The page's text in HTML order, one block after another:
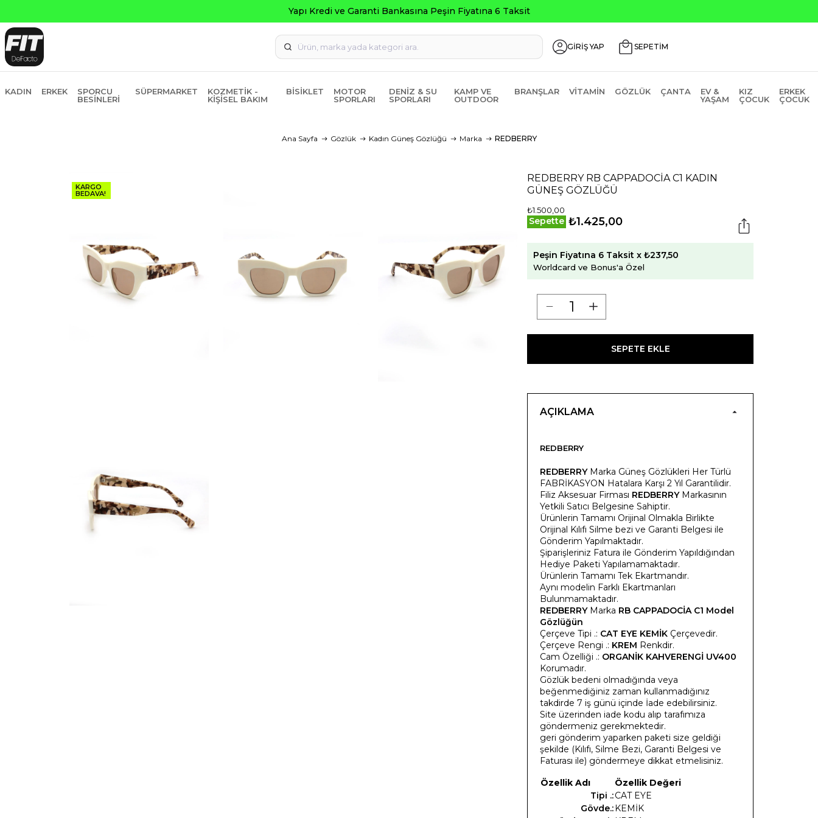
GİRİŞ YAP SEPETİM
KADIN ERKEK
SPORCU
BESINLERI
SÜPERMARKET
KOZMETIK -
KIŞISEL BAKIM
BISIKLET
MOTOR
SPORLARI
DENIZ & SU
SPORLARI
KAMP VE
OUTDOOR
BRANŞLAR VITAMIN GÖZLÜK ÇANTA
EV &
YAŞAM
KIZ
ÇOCUK
ERKEK
ÇOCUK
Ana Sayfa Gözlük Kadın Güneş Gözlüğü Marka REDBERRY
KARGO
BEDAVA!
REDBERRY RB CAPPADOCİA C1 KADIN
GÜNEŞ GÖZLÜĞÜ
₺1.500,00
Sepette ₺1.425,00
Peşin Fiyatına 6 Taksit x ₺237,50
Worldcard ve Bonus'a Özel
SEPETE EKLE
AÇIKLAMA
REDBERRY
REDBERRYMarka Güneş Gözlükleri Her Türlü
FABRİKASYON Hatalara Karşı 2 Yıl Garantilidir.
Filiz Aksesuar Firması REDBERRYMarkasının
Yetkili Satıcı Belgesine Sahiptir.
Ürünlerin Tamamı Orijinal Olmakla Birlikte
Orijinal Kılıfı Silme bezi ve Garanti Belgesi ile
Gönderim Yapılmaktadır.
Şiparişleriniz Fatura ile Gönderim Yapıldığından
Hediye Paketi Yapılamamaktadır.
Ürünlerin Tamamı Tek Ekartmandır.
Aynı modelin Farklı Ekartmanları
Bulunmamaktadır.
REDBERRYMarka RB CAPPADOCİA C1 Model
Gözlüğün
Çerçeve Tipi .: CAT EYE KEMİK Çerçevedir.
Çerçeve Rengi .: KREM Renkdir.
Cam Özelliği .: ORGANİK KAHVERENGİ UV400
Korumadır.
Gözlük bedeni olmadığında veya
beğenmediğiniz zaman kullanmadığınız
takdirde 7 iş günü içinde İade edebilirsiniz.
Site üzerinden iade kodu alıp tarafımıza
göndermeniz gerekmektedir.
geri gönderim yaparken paketi size geldiği
şekilde (Kılıfı, Silme Bezi, Garanti Belgesi ve
Faturası ile) göndermeye dikkat etmelisiniz.
Özellik Adı
Özellik Değeri
Tipi .:CAT EYE
Gövde.:KEMİK